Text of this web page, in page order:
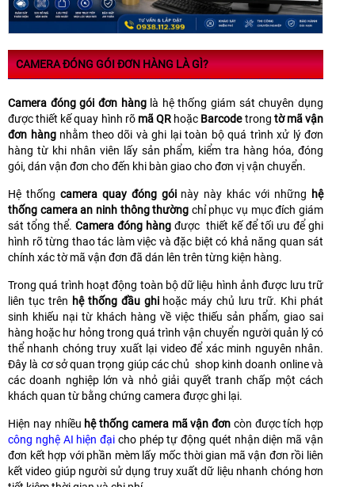
CAMERA ĐÓNG GÓI ĐƠN HÀNG LÀ GÌ?
Camera đóng gói đơn hànglà hệ thống giám sát chuyên dụng
được thiết kế quay hình rõ mã QR hoặc Barcodetrong tờ mã vận
đơn hàngnhằm theo dõi và ghi lại toàn bộ quá trình xử lý đơn
hàng từ khi nhân viên lấy sản phẩm, kiểm tra hàng hóa, đóng
gói, dán vận đơn cho đến khi bàn giao cho đơn vị vận chuyển.
Hệ thống camera quay đóng góinày này khác với những hệ
thống camera an ninh thông thường chỉ phục vụ mục đích giám
sát tổng thể. Camera đóng hàng được thiết kế để tối ưu để ghi
hình rõ từng thao tác làm việc và đặc biệt có khả năng quan sát
chính xác tờ mã vận đơn đã dán lên trên từng kiện hàng.
Trong quá trình hoạt động toàn bộ dữ liệu hình ảnh được lưu trữ
liên tục trên hệ thống đầu ghihoặc máy chủ lưu trữ. Khi phát
sinh khiếu nại từ khách hàng về việc thiếu sản phẩm, giao sai
hàng hoặc hư hỏng trong quá trình vận chuyển người quản lý có
thể nhanh chóng truy xuất lại video để xác minh nguyên nhân.
Đây là cơ sở quan trọng giúp các chủ shop kinh doanh online và
các doanh nghiệp lớn và nhỏ giải quyết tranh chấp một cách
khách quan từ bằng chứng camera được ghi lại.
Hiện nay nhiều hệ thống camera mã vận đơn còn được tích hợp
công nghệ AI hiện đại cho phép tự động quét nhận diện mã vận
đơn kết hợp với phần mèm lấy mốc thời gian mã vận đơn rồi liên
kết video giúp người sử dụng truy xuất dữ liệu nhanh chóng hơn